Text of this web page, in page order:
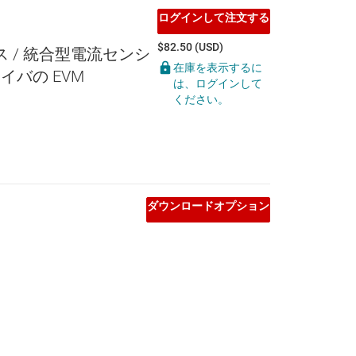
/ 統合型電流センシ
バの EVM
ログインして注文する
$82.50 (USD)
在庫を表示するに
は、ログインして
ください。
ダウンロードオプション